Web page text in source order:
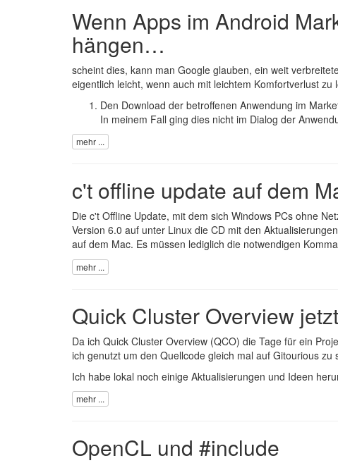
Wenn Apps im Android
hängen…
scheint dies, kann man Google glauben, ein weit
eigentlich leicht, wenn auch mit leichtem Komfortverlust zu
Den Download der betroffenen Anwendung im
In meinem Fall ging dies nicht im Dialog der
mehr ...
c't offline update auf dem
Die c't Offline Update, mit dem sich Windows PCs ohne
Version 6.0 auf unter Linux die CD mit den
auf dem Mac. Es müssen lediglich die notwendigen
mehr ...
Quick Cluster Overview
Da ich Quick Cluster Overview (QCO) die Tage für ein
ich genutzt um den Quellcode gleich mal auf Gitourious
Ich habe lokal noch einige Aktualisierungen und Ideen
mehr ...
OpenCL und #include